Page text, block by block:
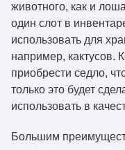
животного, как и
один слот в
использовать для
например, кактусов.
приобрести седло,
только это будет
использовать в
Большим